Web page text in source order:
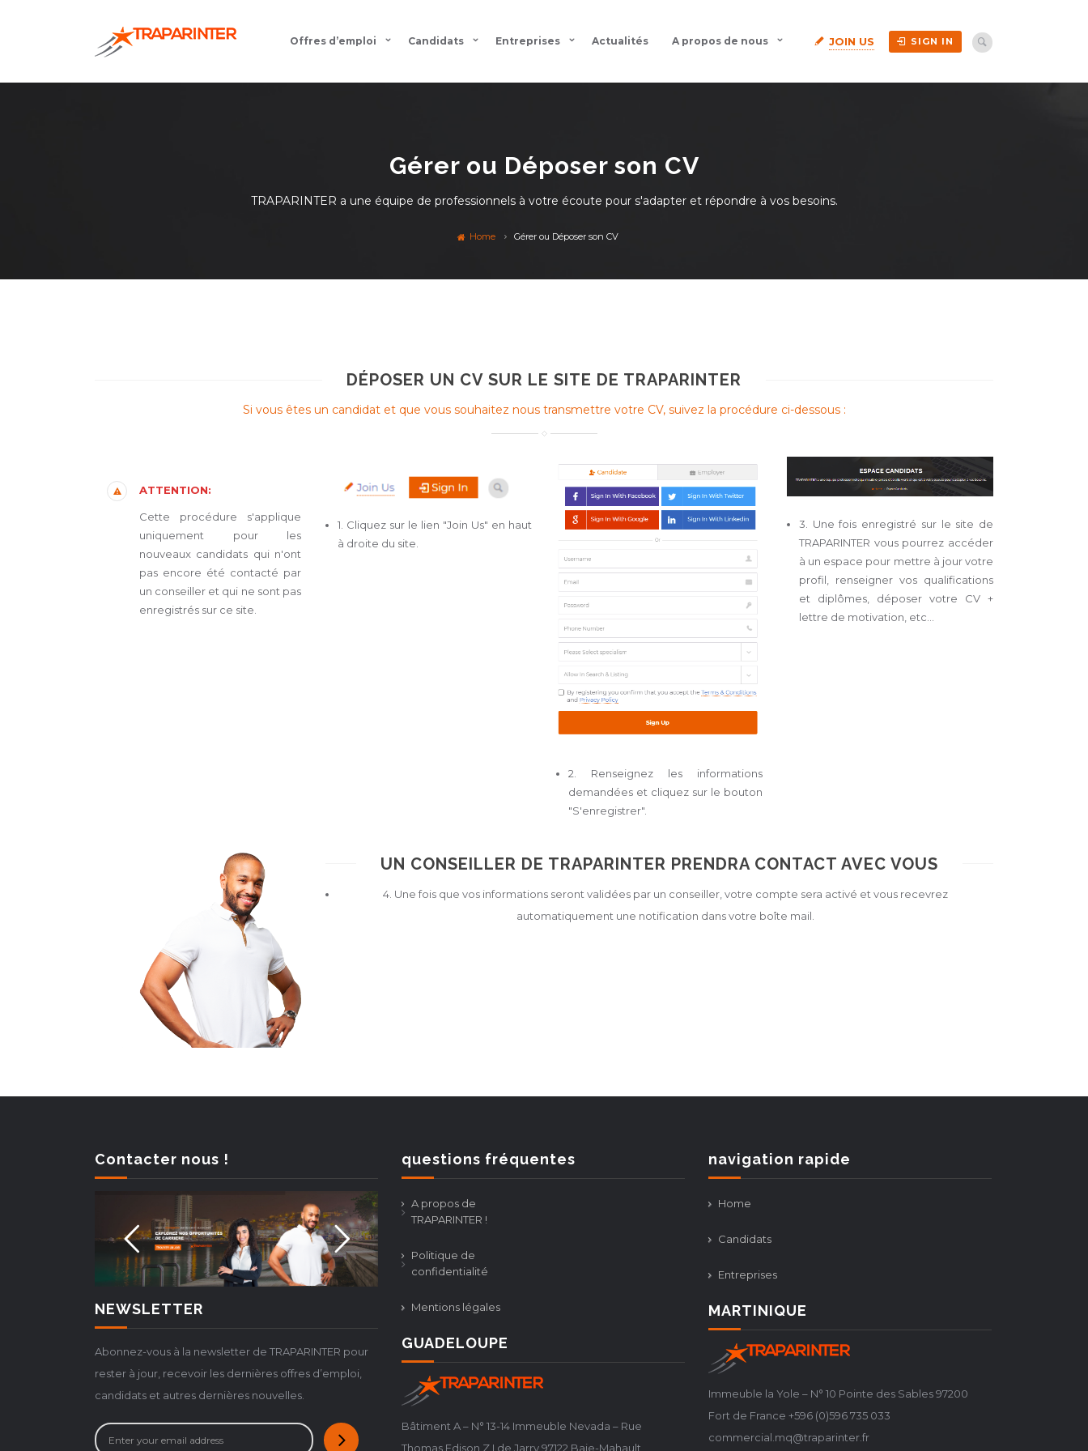
Offres d’emploi Candidats Entreprises Actualités A propos de nous JOIN US SIGN IN
Gérer ou Déposer son CV
TRAPARINTER a une équipe de professionnels à votre écoute pour s'adapter et répondre à vos besoins.
Home Gérer ou Déposer son CV
DÉPOSER UN CV SUR LE SITE DE TRAPARINTER
Si vous êtes un candidat et que vous souhaitez nous transmettre votre CV, suivez la procédure ci-dessous :
ATTENTION:
Cette procédure s'applique
uniquement pour les
nouveaux candidats qui n'ont
pas encore été contacté par
un conseiller et qui ne sont pas
enregistrés sur ce site.
1. Cliquez sur le lien "Join Us" en haut
à droite du site.
2. Renseignez les informations
demandées et cliquez sur le bouton
"S'enregistrer".
3. Une fois enregistré sur le site de
TRAPARINTER vous pourrez accéder
à un espace pour mettre à jour votre
profil, renseigner vos qualifications
et diplômes, déposer votre CV +
lettre de motivation, etc...
UN CONSEILLER DE TRAPARINTER PRENDRA CONTACT AVEC VOUS
4. Une fois que vos informations seront validées par un conseiller, votre compte sera activé et vous recevrez
automatiquement une notification dans votre boîte mail.
Contacter nous !
NEWSLETTER
Abonnez-vous à la newsletter de TRAPARINTER pour
rester à jour, recevoir les dernières offres d’emploi,
candidats et autres dernières nouvelles.
questions fréquentes
A propos de
TRAPARINTER !
Politique de
confidentialité
Mentions légales
GUADELOUPE
Bâtiment A – N° 13-14 Immeuble Nevada – Rue
Thomas Edison Z.I de Jarry 97122 Baie-Mahault
navigation rapide
Home
Candidats
Entreprises
MARTINIQUE
Immeuble la Yole – N° 10 Pointe des Sables 97200
Fort de France +596 (0)596 735 033
commercial.mq@traparinter.fr